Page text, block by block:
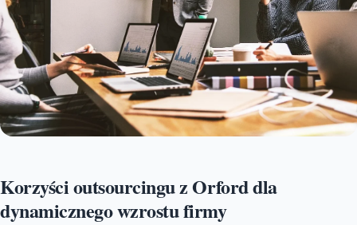
Korzyści outsourcingu z Orford dla
dynamicznego wzrostu firmy